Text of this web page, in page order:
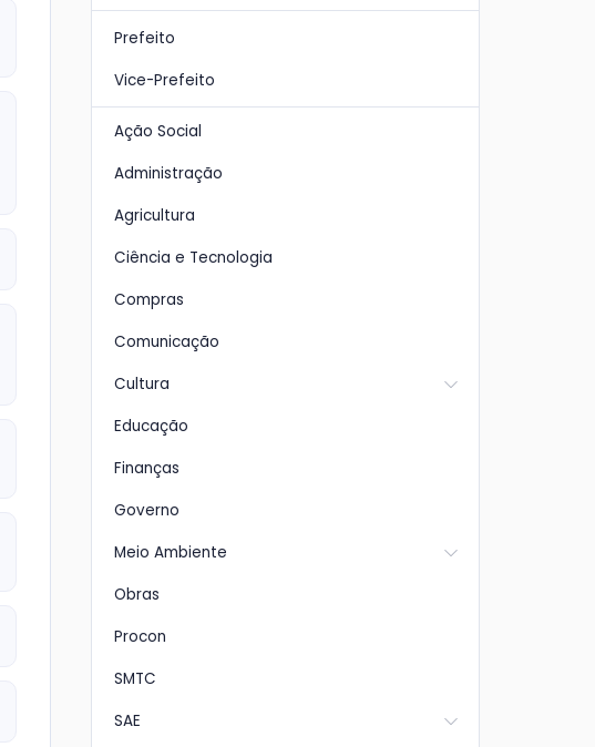
Prefeito
Vice-Prefeito
Ação Social
Administração
Agricultura
Ciência e Tecnologia
Compras
Comunicação
Cultura
Educação
Finanças
Governo
Meio Ambiente
Obras
Procon
SMTC
SAE